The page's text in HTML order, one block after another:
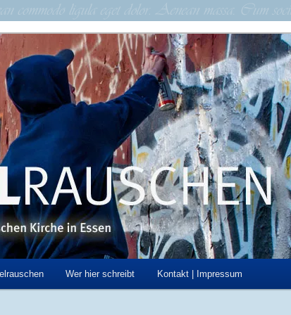
Kirche in Essen
Wer hier schreibt Kontakt | Impressum